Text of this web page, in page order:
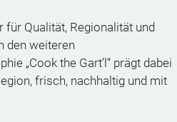
Qualität, Regionalität und
den weiteren
„Cook the Gart’l“ prägt dabei
frisch, nachhaltig und mit